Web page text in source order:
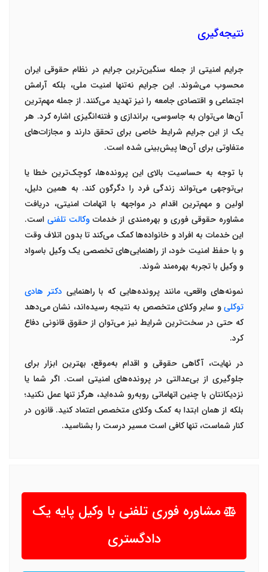
نتیجه‌گیری
جرایم امنیتی از جمله سنگین‌ترین جرایم در نظام حقوقی ایران
محسوب می‌شوند. این جرایم نه‌تنها امنیت ملی، بلکه آرامش
اجتماعی و اقتصادی جامعه را نیز تهدید می‌کنند. از جمله مهم‌ترین
آن‌ها می‌توان به جاسوسی، براندازی و فتنه‌انگیزی اشاره کرد. هر
یک از این جرایم شرایط خاصی برای تحقق دارند و مجازات‌های
متفاوتی برای آن‌ها پیش‌بینی شده است.
با توجه به حساسیت بالای این پرونده‌ها، کوچک‌ترین خطا یا
بی‌توجهی می‌تواند زندگی فرد را دگرگون کند. به همین دلیل،
اولین و مهم‌ترین اقدام در مواجهه با اتهامات امنیتی، دریافت
مشاوره حقوقی فوری و بهره‌مندی از خدمات وکالت تلفنیاست.
این خدمات به افراد و خانواده‌ها کمک می‌کند تا بدون اتلاف وقت
و با حفظ امنیت خود، از راهنمایی‌های تخصصی یکوکیل باسواد
و وکیل با تجربه بهره‌مند شوند.
نمونه‌های واقعی، مانند پرونده‌هایی که با راهنمایی دکتر هادی
توکلیو سایر وکلای متخصص به نتیجه رسیده‌اند، نشان می‌دهد
که حتی در سخت‌ترین شرایط نیز می‌توان از حقوق قانونی دفاع
کرد.
در نهایت، آگاهی حقوقی و اقدام به‌موقع، بهترین ابزار برای
جلوگیری از بی‌عدالتی در پرونده‌های امنیتی است. اگر شما یا
نزدیکانتان با چنین اتهاماتی روبه‌رو شده‌اید، هرگز تنها عمل نکنید؛
بلکه از همان ابتدا به کمک وکلای متخصص اعتماد کنید. قانون در
کنار شماست، تنها کافی است مسیر درست را بشناسید.
مشاوره فوری تلفنی با وکیل پایه یک
دادگستری